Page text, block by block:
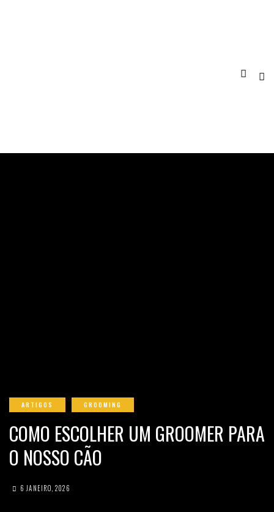
ARTIGOS GROOMING
COMO ESCOLHER UM GROOMER PARA
O NOSSO CÃO
6 JANEIRO, 2026